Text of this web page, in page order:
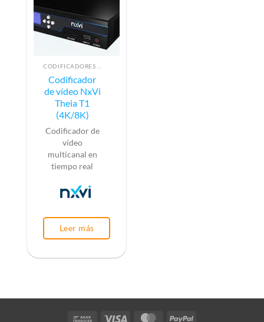
Codificador
de vídeo NxVi
Theia T1
(4K/8K)
Codificador de
vídeo
multicanal en
tiempo real
Leer más
Bank Visa MasterCardPayPal